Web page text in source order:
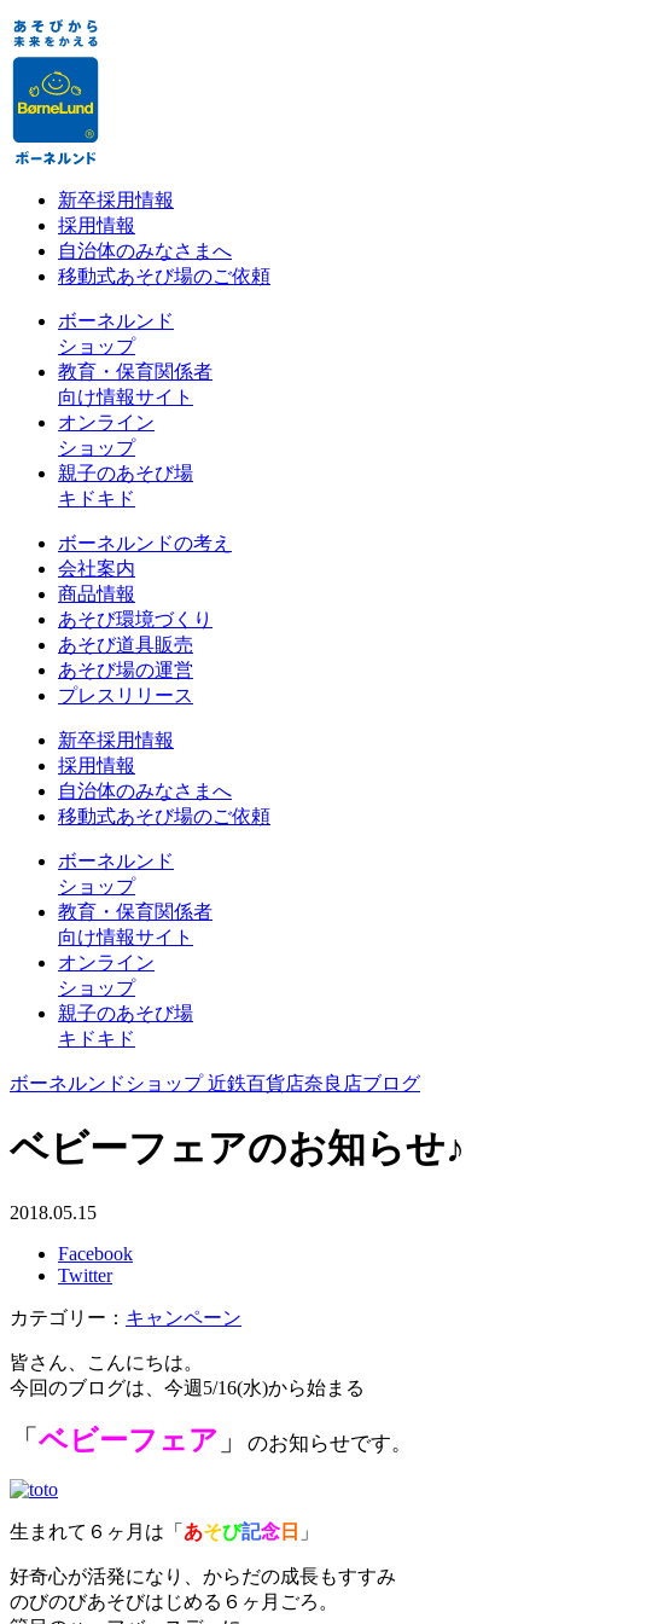
新卒採用情報
採用情報
自治体のみなさまへ
移動式あそび場のご依頼
ボーネルンド
ショップ
教育・保育関係者
向け情報サイト
オンライン
ショップ
親子のあそび場
キドキド
ボーネルンドの考え
会社案内
商品情報
あそび環境づくり
あそび道具販売
あそび場の運営
プレスリリース
新卒採用情報
採用情報
自治体のみなさまへ
移動式あそび場のご依頼
ボーネルンド
ショップ
教育・保育関係者
向け情報サイト
オンライン
ショップ
親子のあそび場
キドキド
ボーネルンドショップ 近鉄百貨店奈良店ブログ
ベビーフェアのお知らせ♪
2018.05.15
Facebook
Twitter
カテゴリー： キャンペーン
皆さん、こんにちは。
今回のブログは、今週5/16(水)から始まる
「 ベビーフェア 」 のお知らせです。
生まれて６ヶ月は「 あそび記念 日 」
好奇心が活発になり、からだの成長もすすみ
のびのびあそびはじめる６ヶ月ごろ。